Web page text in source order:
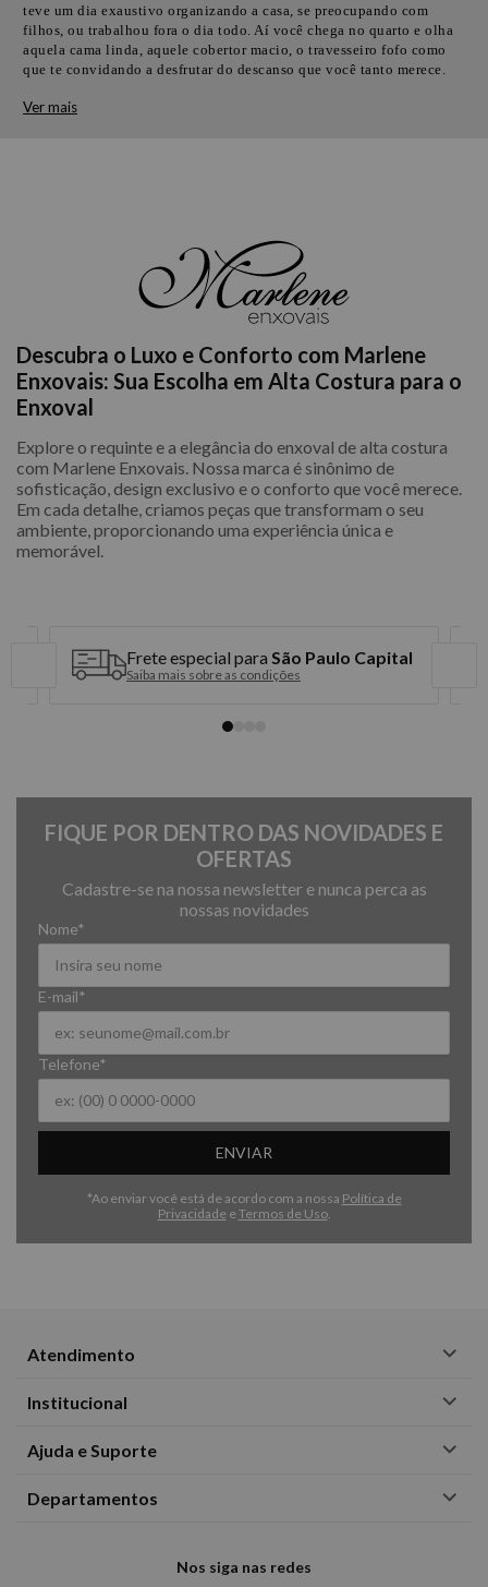
teve um dia exaustivo organizando a casa, se preocupando com
filhos, ou trabalhou fora o dia todo. Aí você chega no quarto e olha
aquela cama linda, aquele cobertor macio, o travesseiro fofo como
que te convidando a desfrutar do descanso que você tanto merece.
Ver mais
Descubra o Luxo e Conforto com Marlene
Enxovais: Sua Escolha em Alta Costura para o
Enxoval
Explore o requinte e a elegância do enxoval de alta costura
com Marlene Enxovais. Nossa marca é sinônimo de
sofisticação, design exclusivo e o conforto que você merece.
Em cada detalhe, criamos peças que transformam o seu
ambiente, proporcionando uma experiência única e
memorável.
Frete especial para São Paulo Capital
Saiba mais sobre as condições
FIQUE POR DENTRO DAS NOVIDADES E
OFERTAS
Cadastre-se na nossa newsletter e nunca perca as
nossas novidades
*Ao enviar você está de acordo com a nossa Política de
Privacidade e Termos de Uso.
Nome*
E-mail*
Telefone*
ENVIAR
Atendimento
Institucional
Ajuda e Suporte
Departamentos
Nos siga nas redes